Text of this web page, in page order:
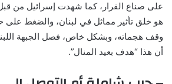
على صناع القرار، كما شهدت إسرائيل من
هو خلق تأثير مماثل في لبنان، والضغط على
وقف هجماته، وبشكل خاص، فصل الجبهة
أن هذا “هدف بعيد المنال”.